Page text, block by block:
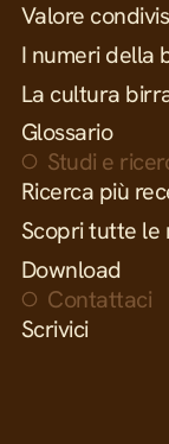
Valore
I numeri della
La cultura
Glossario
Studi e
Ricerca più
Scopri tutte le
Download
Contattaci
Scrivici